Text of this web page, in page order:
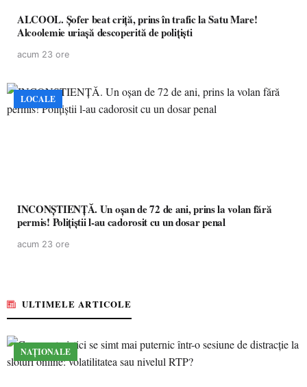
ALCOOL. Șofer beat criță, prins în trafic la Satu Mare!
Alcoolemie uriașă descoperită de polițiști
acum 23 ore
LOCALE
INCONȘTIENȚĂ. Un oșan de 72 de ani, prins la volan fără
permis! Polițiștii l-au cadorosit cu un dosar penal
acum 23 ore
ULTIMELE ARTICOLE
NAȚIONALE